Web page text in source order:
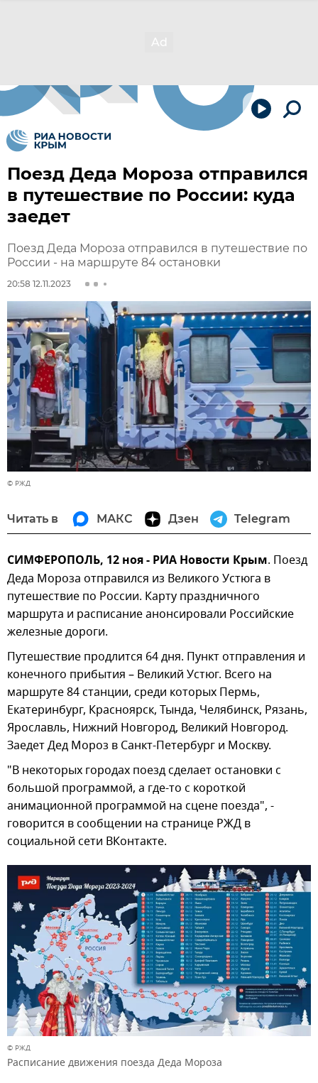
Поезд Деда Мороза отправился
в путешествие по России: куда
заедет
Поезд Деда Мороза отправился в путешествие по
России - на маршруте 84 остановки
20:58 12.11.2023
© РЖД
Читать в МАКС Дзен Telegram
СИМФЕРОПОЛЬ, 12 ноя - РИА Новости Крым. Поезд
Деда Мороза отправился из Великого Устюга в
путешествие по России. Карту праздничного
маршрута и расписание анонсировали Российские
железные дороги.
Путешествие продлится 64 дня. Пункт отправления и
конечного прибытия – Великий Устюг. Всего на
маршруте 84 станции, среди которых Пермь,
Екатеринбург, Красноярск, Тында, Челябинск, Рязань,
Ярославль, Нижний Новгород, Великий Новгород.
Заедет Дед Мороз в Санкт-Петербург и Москву.
"В некоторых городах поезд сделает остановки с
большой программой, а где-то с короткой
анимационной программой на сцене поезда", -
говорится в сообщении на странице РЖД в
социальной сети ВКонтакте.
© РЖД
Расписание движения поезда Деда Мороза